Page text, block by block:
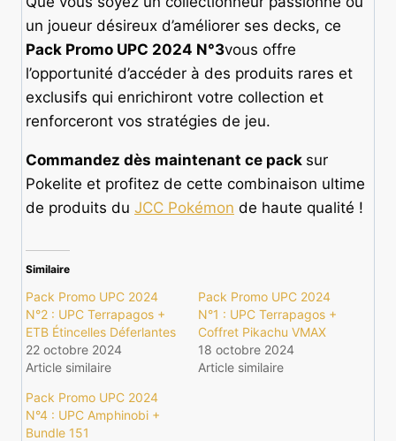
un joueur désireux d’améliorer ses decks, ce
Pack Promo UPC 2024 N°3vous offre
l’opportunité d’accéder à des produits rares et
exclusifs qui enrichiront votre collection et
renforceront vos stratégies de jeu.
Commandez dès maintenant ce pack sur
Pokelite et profitez de cette combinaison ultime
de produits du JCC Pokémon de haute qualité !
Similaire
Pack Promo UPC 2024
N°2 : UPC Terrapagos +
ETB Étincelles Déferlantes
22 octobre 2024
Article similaire
Pack Promo UPC 2024
N°1 : UPC Terrapagos +
Coffret Pikachu VMAX
18 octobre 2024
Article similaire
Pack Promo UPC 2024
N°4 : UPC Amphinobi +
Bundle 151